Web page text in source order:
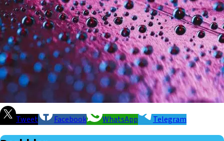
Tweet Facebook WhatsApp Telegram